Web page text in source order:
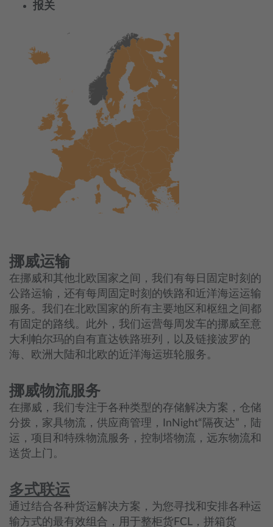
报关
挪威运输
在挪威和其他北欧国家之间，我们有每日固定时刻的
公路运输，还有每周固定时刻的铁路和近洋海运运输
服务。我们在北欧国家的所有主要地区和枢纽之间都
有固定的路线。此外，我们运营每周发车的挪威至意
大利帕尔玛的自有直达铁路班列，以及链接波罗的
海、欧洲大陆和北欧的近洋海运班轮服务。
挪威物流服务
在挪威，我们专注于各种类型的存储解决方案，仓储
分拨，家具物流，供应商管理，InNight“隔夜达”，陆
运，项目和特殊物流服务，控制塔物流，远东物流和
送货上门。
多式联运
通过结合各种货运解决方案，为您寻找和安排各种运
输方式的最有效组合，用于整柜货FCL，拼箱货